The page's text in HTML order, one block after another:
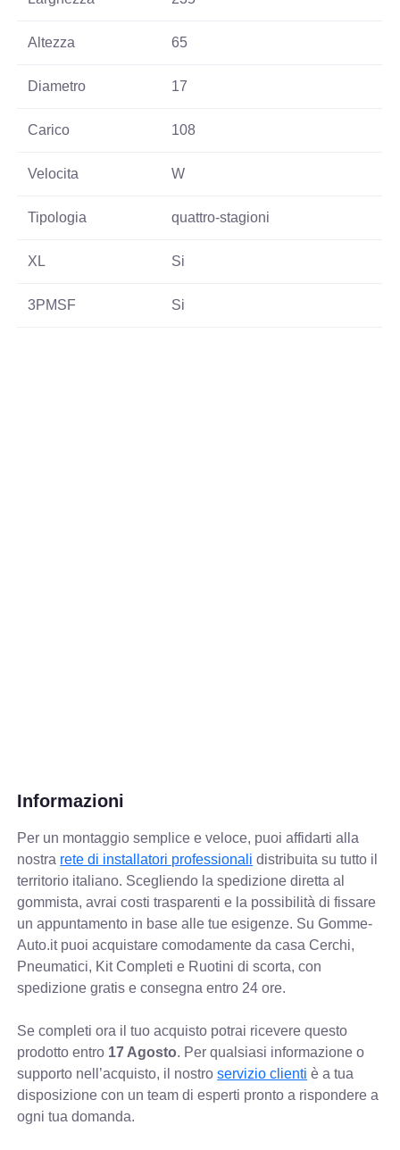
Altezza 65
Diametro 17
Carico 108
Velocita W
Tipologia quattro-stagioni
XL Si
3PMSF Si
Informazioni
Per un montaggio semplice e veloce, puoi affidarti alla
nostra rete di installatori professionali distribuita su tutto il
territorio italiano. Scegliendo la spedizione diretta al
gommista, avrai costi trasparenti e la possibilità di fissare
un appuntamento in base alle tue esigenze. Su Gomme-
Auto.it puoi acquistare comodamente da casa Cerchi,
Pneumatici, Kit Completi e Ruotini di scorta, con
spedizione gratis e consegna entro 24 ore.
Se completi ora il tuo acquisto potrai ricevere questo
prodotto entro 17 Agosto. Per qualsiasi informazione o
supporto nell’acquisto, il nostroservizio clienti è a tua
disposizione con un team di esperti pronto a rispondere a
ogni tua domanda.